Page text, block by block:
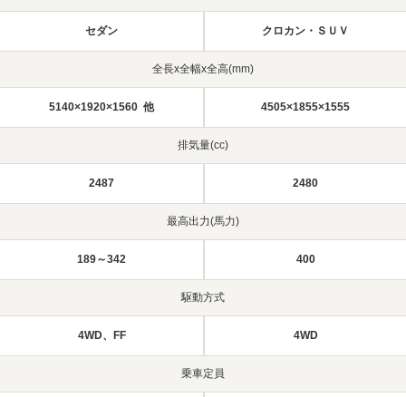
セダン クロカン・ＳＵＶ
全長x全幅x全高(mm)
5140×1920×1560 他 4505×1855×1555
排気量(cc)
2487 2480
最高出力(馬力)
189～342 400
駆動方式
4WD、FF 4WD
乗車定員